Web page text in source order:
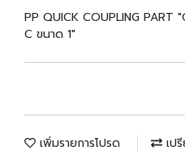
PP QUICK COUPLING PART
C ขนาด 1"
เพิ่มรายการโปรด เป